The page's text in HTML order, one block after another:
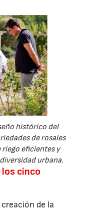
histórico del
de rosales
riego eficientes y
urbana.
cinco
de la